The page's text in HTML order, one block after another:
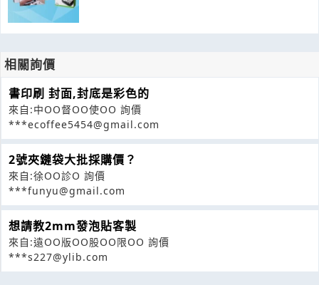
相關詢價
書印刷 封面,封底是彩色的
來自:中OO督OO使OO 詢價
***ecoffee5454@gmail.com
2號夾鏈袋大批採購價？
來自:徐OO診O 詢價
***funyu@gmail.com
想請教2mm發泡貼客製
來自:遠OO版OO股OO限OO 詢價
***s227@ylib.com